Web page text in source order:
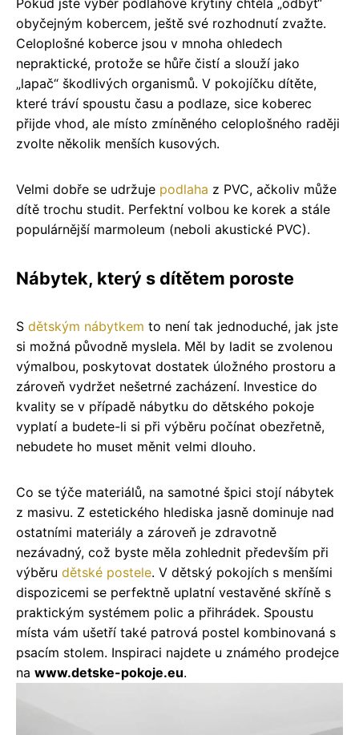
obyčejným kobercem, ještě své rozhodnutí zvažte.
Celoplošné koberce jsou v mnoha ohledech
nepraktické, protože se hůře čistí a slouží jako
„lapač“ škodlivých organismů. V pokojíčku dítěte,
které tráví spoustu času a podlaze, sice koberec
přijde vhod, ale místo zmíněného celoplošného raději
zvolte několik menších kusových.
Velmi dobře se udržuje podlaha z PVC, ačkoliv může
dítě trochu studit. Perfektní volbou ke korek a stále
populárnější marmoleum (neboli akustické PVC).
Nábytek, který s dítětem poroste
S dětským nábytkem to není tak jednoduché, jak jste
si možná původně myslela. Měl by ladit se zvolenou
výmalbou, poskytovat dostatek úložného prostoru a
zároveň vydržet nešetrné zacházení. Investice do
kvality se v případě nábytku do dětského pokoje
vyplatí a budete-li si při výběru počínat obezřetně,
nebudete ho muset měnit velmi dlouho.
Co se týče materiálů, na samotné špici stojí nábytek
z masivu. Z estetického hlediska jasně dominuje nad
ostatními materiály a zároveň je zdravotně
nezávadný, což byste měla zohlednit především při
výběru dětské postele. V dětský pokojích s menšími
dispozicemi se perfektně uplatní vestavěné skříně s
praktickým systémem polic a přihrádek. Spoustu
místa vám ušetří také patrová postel kombinovaná s
psacím stolem. Inspiraci najdete u známého prodejce
na www.detske-pokoje.eu.